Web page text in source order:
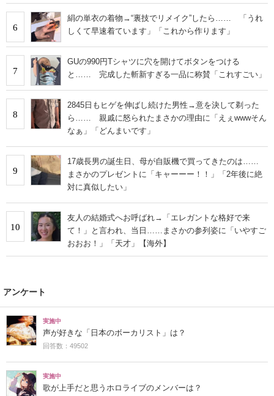
6
絹の単衣の着物→“裏技でリメイク”したら…… 「うれ
しくて早速着ています」「これから作ります」
7
GUの990円Tシャツに穴を開けてボタンをつける
と…… 完成した斬新すぎる一品に称賛「これすごい」
8
2845日もヒゲを伸ばし続けた男性→意を決して剃った
ら…… 親戚に怒られたまさかの理由に「えぇwwwそん
なぁ」「どんまいです」
9
17歳長男の誕生日、母が自販機で買ってきたのは……
まさかのプレゼントに「キャーーー！！」「2年後に絶
対に真似したい」
10
友人の結婚式へお呼ばれ→「エレガントな格好で来
て！」と言われ、当日……まさかの参列姿に「いやすご
おおお！」「天才」【海外】
アンケート
実施中
声が好きな「日本のボーカリスト」は？
回答数：49502
実施中
歌が上手だと思うホロライブのメンバーは？